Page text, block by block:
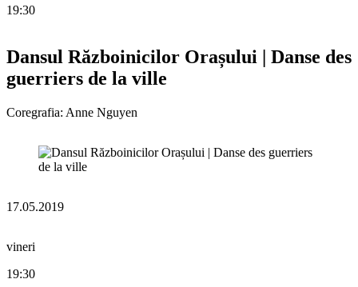
19:30
Dansul Războinicilor Orașului | Danse des
guerriers de la ville
Coregrafia: Anne Nguyen
17.05.2019
vineri
19:30